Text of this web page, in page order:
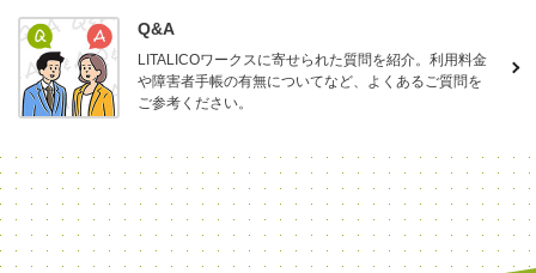
Q&A
LITALICOワークスに寄せられた質問を紹介。利用料金
や障害者手帳の有無についてなど、よくあるご質問を
ご参考ください。